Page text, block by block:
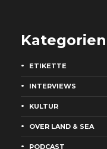
Kategorien
ETIKETTE
INTERVIEWS
KULTUR
OVER LAND & SEA
PODCAST